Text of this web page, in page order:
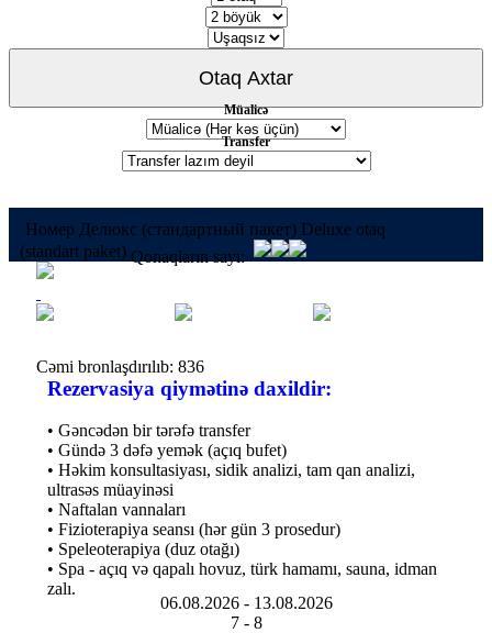
Müalicə
Transfer
Номер Делюкс (стандартный пакет) Deluxe otaq
(standart paket) Qonaqların sayı:
Cəmi bronlaşdırılıb: 836
Rezervasiya qiymətinə daxildir:
• Gəncədən bir tərəfə transfer
• Gündə 3 dəfə yemək (açıq bufet)
• Həkim konsultasiyası, sidik analizi, tam qan analizi,
ultrasəs müayinəsi
• Naftalan vannaları
• Fizioterapiya seansı (hər gün 3 prosedur)
• Speleoterapiya (duz otağı)
• Spa - açıq və qapalı hovuz, türk hamamı, sauna, idman
zalı.
06.08.2026 - 13.08.2026
7 - 8